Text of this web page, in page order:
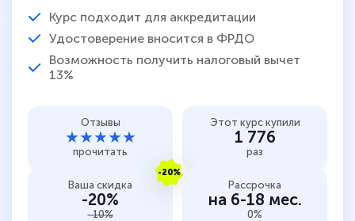
Курс подходит для аккредитации
Удостоверение вносится в ФРДО
Возможность получить налоговый вычет
13%
Отзывы
★★★★★
прочитать
Этот курс купили
1 776
раз
-20%
Ваша скидка
-20%
-10%
Рассрочка
на 6-18 мес.
0%